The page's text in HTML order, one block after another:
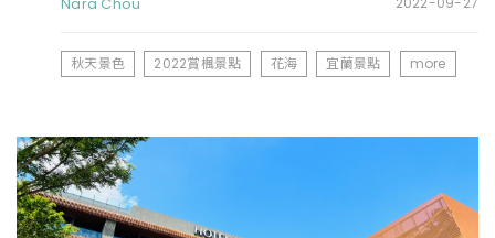
秋天景色 2022賞楓景點 花海 宜蘭景點 more